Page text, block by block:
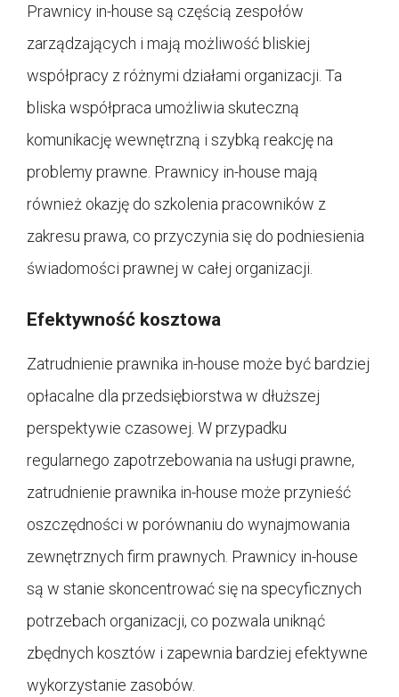
Prawnicy in-house są częścią zespołów
zarządzających i mają możliwość bliskiej
współpracy z różnymi działami organizacji. Ta
bliska współpraca umożliwia skuteczną
komunikację wewnętrzną i szybką reakcję na
problemy prawne. Prawnicy in-house mają
również okazję do szkolenia pracowników z
zakresu prawa, co przyczynia się do podniesienia
świadomości prawnej w całej organizacji.
Efektywność kosztowa
Zatrudnienie prawnika in-house może być bardziej
opłacalne dla przedsiębiorstwa w dłuższej
perspektywie czasowej. W przypadku
regularnego zapotrzebowania na usługi prawne,
zatrudnienie prawnika in-house może przynieść
oszczędności w porównaniu do wynajmowania
zewnętrznych firm prawnych. Prawnicy in-house
są w stanie skoncentrować się na specyficznych
potrzebach organizacji, co pozwala uniknąć
zbędnych kosztów i zapewnia bardziej efektywne
wykorzystanie zasobów.